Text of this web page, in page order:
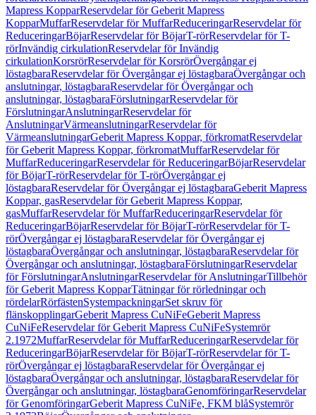
Mapress KopparReservdelar för Geberit Mapress
KopparMuffarReservdelar för MuffarReduceringarReservdelar för
ReduceringarBöjarReservdelar för BöjarT-rörReservdelar för T-
rörInvändig cirkulationReservdelar för Invändig
cirkulationKorsrörReservdelar för KorsrörÖvergångar ej
löstagbaraReservdelar för Övergångar ej löstagbaraÖvergångar och
anslutningar, löstagbaraReservdelar för Övergångar och
anslutningar, löstagbaraFörslutningarReservdelar för
FörslutningarAnslutningarReservdelar för
AnslutningarVärmeanslutningarReservdelar för
VärmeanslutningarGeberit Mapress Koppar, förkromatReservdelar
för Geberit Mapress Koppar, förkromatMuffarReservdelar för
MuffarReduceringarReservdelar för ReduceringarBöjarReservdelar
för BöjarT-rörReservdelar för T-rörÖvergångar ej
löstagbaraReservdelar för Övergångar ej löstagbaraGeberit Mapress
Koppar, gasReservdelar för Geberit Mapress Koppar,
gasMuffarReservdelar för MuffarReduceringarReservdelar för
ReduceringarBöjarReservdelar för BöjarT-rörReservdelar för T-
rörÖvergångar ej löstagbaraReservdelar för Övergångar ej
löstagbaraÖvergångar och anslutningar, löstagbaraReservdelar för
Övergångar och anslutningar, löstagbaraFörslutningarReservdelar
för FörslutningarAnslutningarReservdelar för AnslutningarTillbehör
för Geberit Mapress KopparTätningar för rörledningar och
rördelarRörfästenSystempackningarSet skruv för
flänskopplingarGeberit Mapress CuNiFeGeberit Mapress
CuNiFeReservdelar för Geberit Mapress CuNiFeSystemrör
2.1972MuffarReservdelar för MuffarReduceringarReservdelar för
ReduceringarBöjarReservdelar för BöjarT-rörReservdelar för T-
rörÖvergångar ej löstagbaraReservdelar för Övergångar ej
löstagbaraÖvergångar och anslutningar, löstagbaraReservdelar för
Övergångar och anslutningar, löstagbaraGenomföringarReservdelar
för GenomföringarGeberit Mapress CuNiFe, FKM blåSystemrör